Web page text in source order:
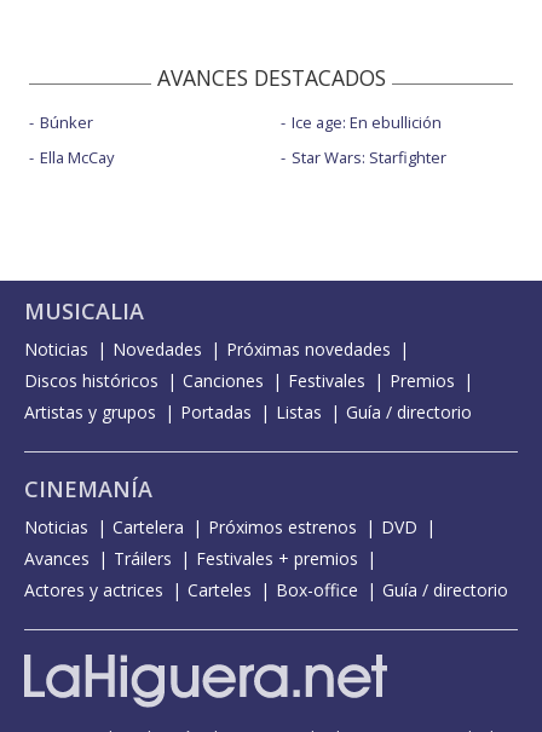
AVANCES DESTACADOS
Búnker
Ella McCay
Ice age: En ebullición
Star Wars: Starfighter
MUSICALIA
Noticias Novedades
Próximas novedades
Discos históricos
Canciones Festivales
Premios
Artistas y grupos
Portadas Listas Guía / directorio
CINEMANÍA
Noticias Cartelera Próximos estrenos
DVD
Avances
Tráilers
Festivales + premios
Actores y actrices
Carteles Box-office Guía / directorio